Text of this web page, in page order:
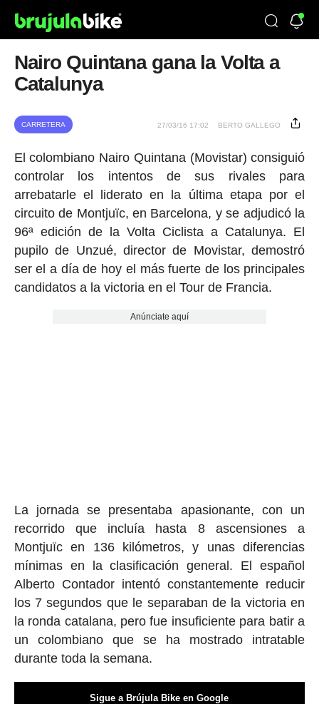
Nairo Quintana gana la Volta a
Catalunya
CARRETERA 27/03/16 17:02 BERTO GALLEGO
El colombiano Nairo Quintana (Movistar) consiguió
controlar los intentos de sus rivales para
arrebatarle el liderato en la última etapa por el
circuito de Montjuïc, en Barcelona, y se adjudicó la
96ª edición de la Volta Ciclista a Catalunya. El
pupilo de Unzué, director de Movistar, demostró
ser el a día de hoy el más fuerte de los principales
candidatos a la victoria en el Tour de Francia.
Anúnciate aquí
La jornada se presentaba apasionante, con un
recorrido que incluía hasta 8 ascensiones a
Montjuïc en 136 kilómetros, y unas diferencias
mínimas en la clasificación general. El español
Alberto Contador intentó constantemente reducir
los 7 segundos que le separaban de la victoria en
la ronda catalana, pero fue insuficiente para batir a
un colombiano que se ha mostrado intratable
durante toda la semana.
Sigue a Brújula Bike en Google